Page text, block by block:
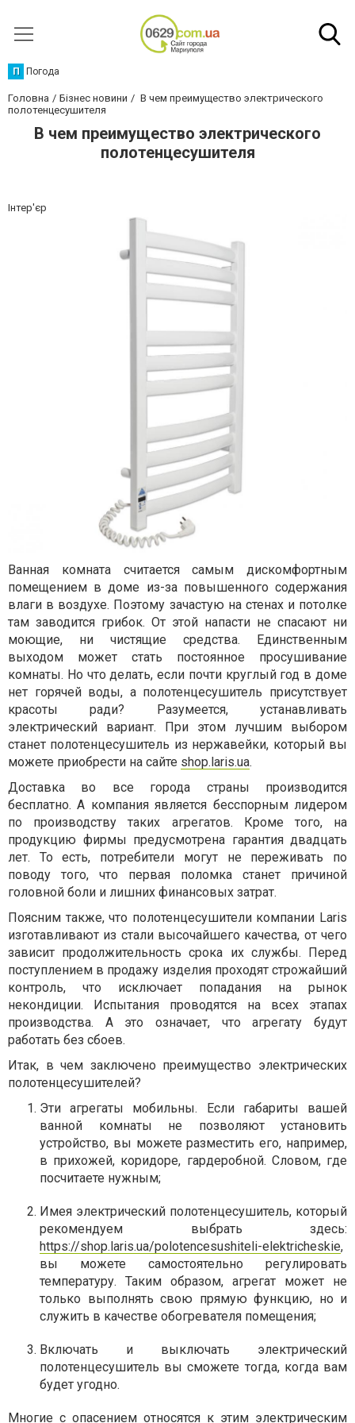
П Погода
Головна Бізнес новини
В чем преимущество электрического
полотенцесушителя
В чем преимущество электрического
полотенцесушителя
Інтер'єр
Ванная комната считается самым дискомфортным
помещением в доме из-за повышенного содержания
влаги в воздухе. Поэтому зачастую на стенах и потолке
там заводится грибок. От этой напасти не спасают ни
моющие, ни чистящие средства. Единственным
выходом может стать постоянное просушивание
комнаты. Но что делать, если почти круглый год в доме
нет горячей воды, а полотенцесушитель присутствует
красоты ради? Разумеется, устанавливать
электрический вариант. При этом лучшим выбором
станет полотенцесушитель из нержавейки, который вы
можете приобрести на сайте shop.laris.ua.
Доставка во все города страны производится
бесплатно. А компания является бесспорным лидером
по производству таких агрегатов. Кроме того, на
продукцию фирмы предусмотрена гарантия двадцать
лет. То есть, потребители могут не переживать по
поводу того, что первая поломка станет причиной
головной боли и лишних финансовых затрат.
Поясним также, что полотенцесушители компании Laris
изготавливают из стали высочайшего качества, от чего
зависит продолжительность срока их службы. Перед
поступлением в продажу изделия проходят строжайший
контроль, что исключает попадания на рынок
некондиции. Испытания проводятся на всех этапах
производства. А это означает, что агрегату будут
работать без сбоев.
Итак, в чем заключено преимущество электрических
полотенцесушителей?
Эти агрегаты мобильны. Если габариты вашей
ванной комнаты не позволяют установить
устройство, вы можете разместить его, например,
в прихожей, коридоре, гардеробной. Словом, где
посчитаете нужным;
Имея электрический полотенцесушитель, который
рекомендуем выбрать здесь:
https://shop.laris.ua/polotencesushiteli-elektricheskie,
вы можете самостоятельно регулировать
температуру. Таким образом, агрегат может не
только выполнять свою прямую функцию, но и
служить в качестве обогревателя помещения;
Включать и выключать электрический
полотенцесушитель вы сможете тогда, когда вам
будет угодно.
Многие с опасением относятся к этим электрическим